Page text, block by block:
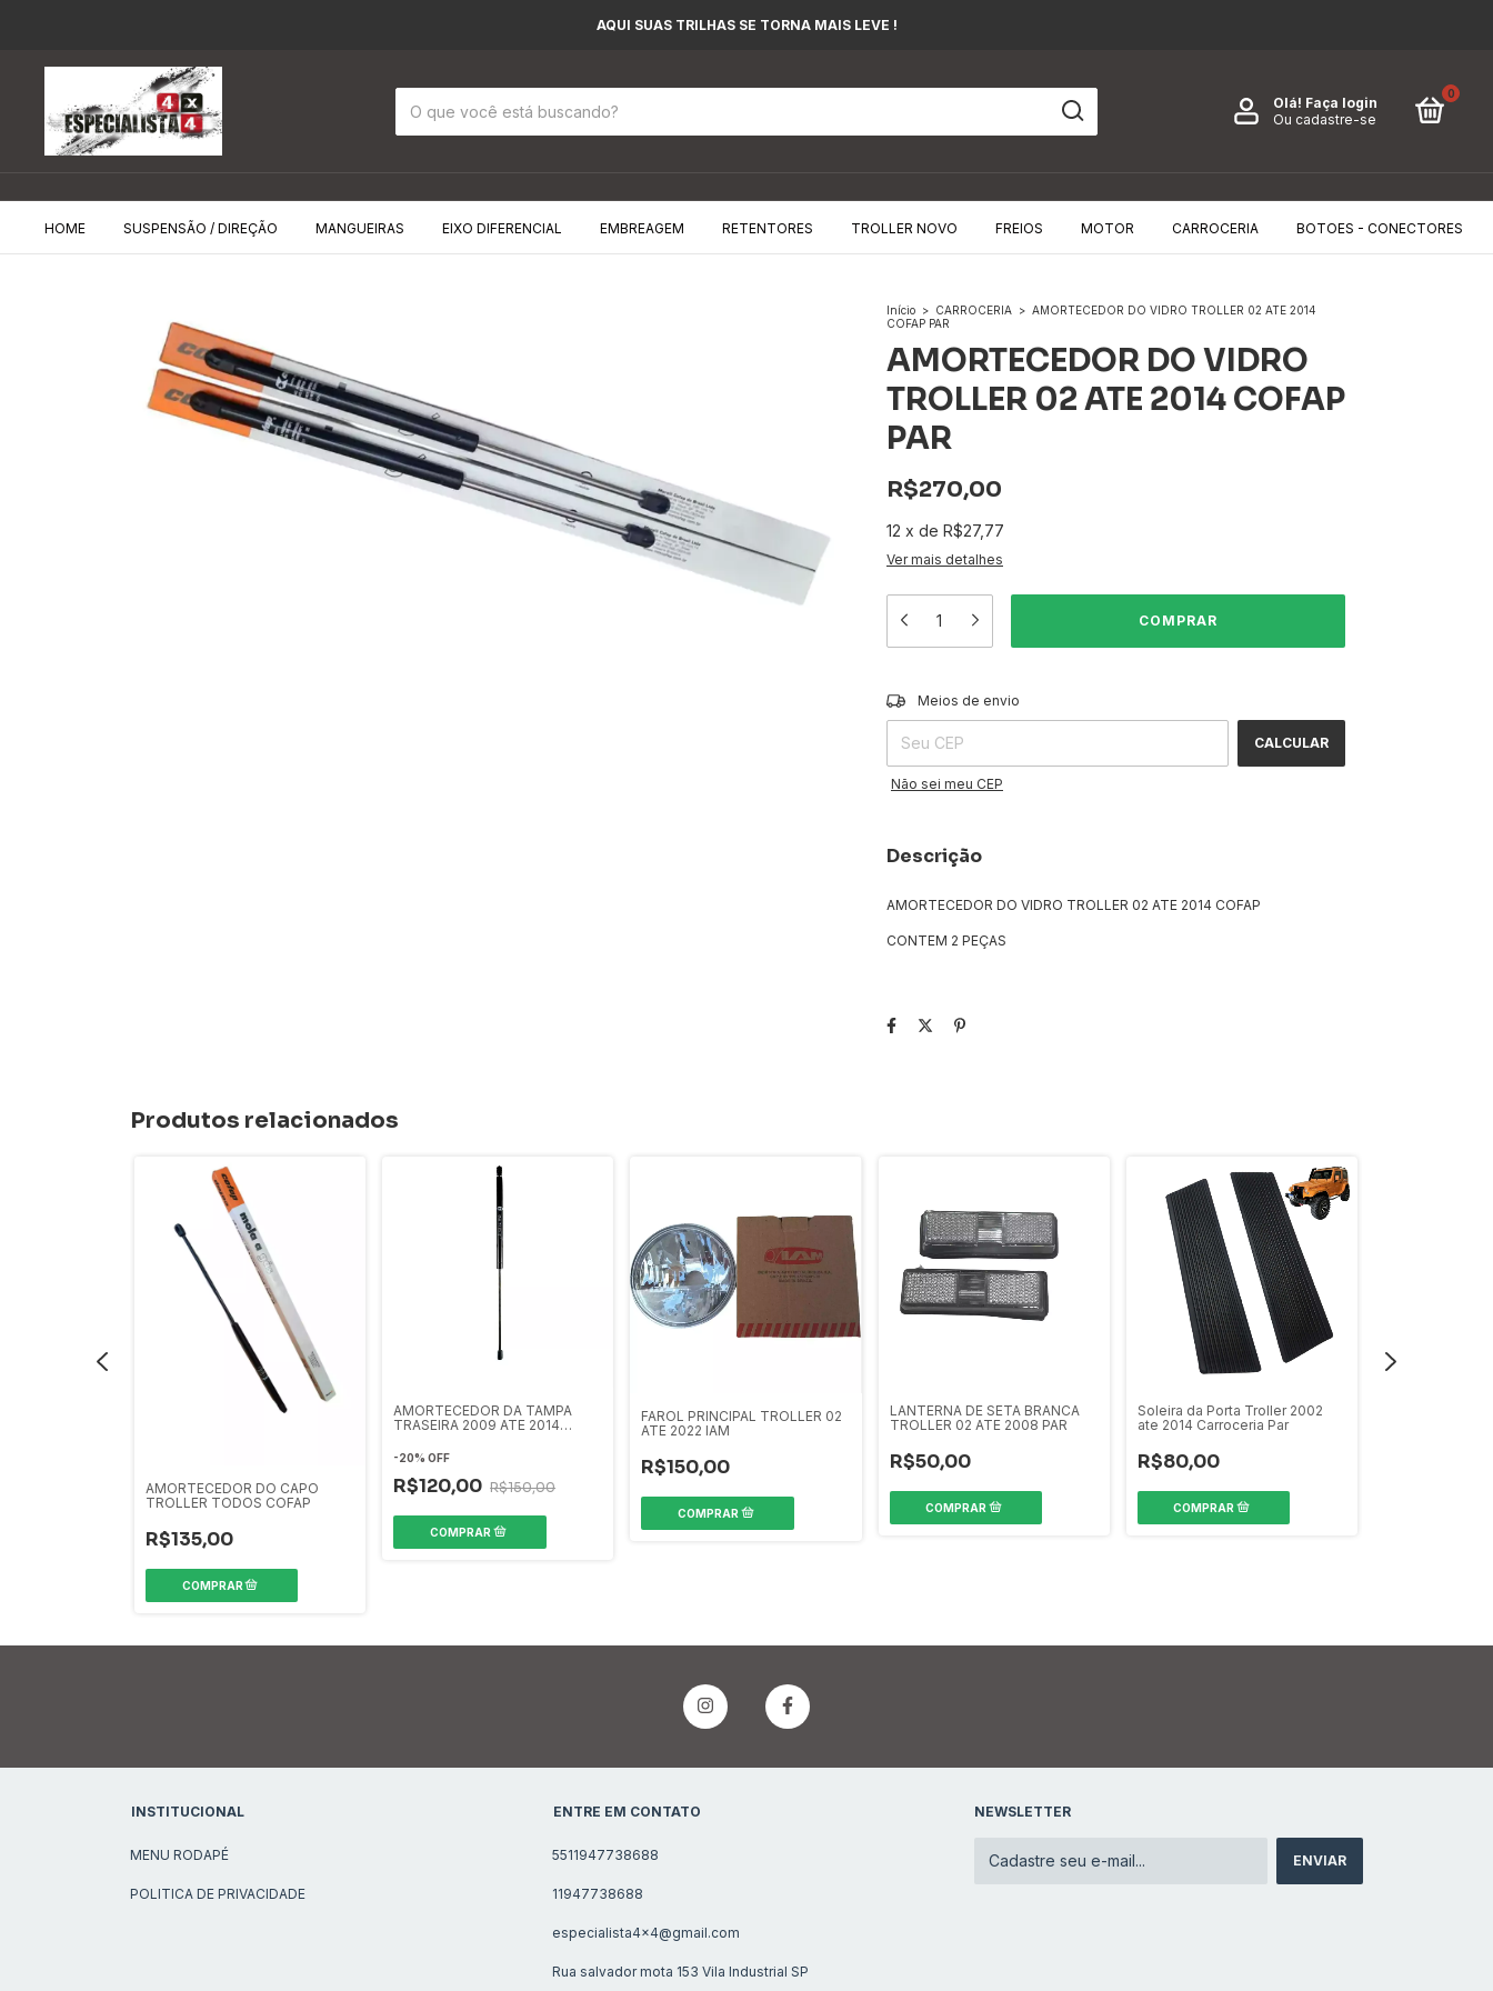
AQUI SUAS TRILHAS SE TORNA MAIS LEVE !
Olá! Faça login
Ou cadastre-se
0
HOME SUSPENSÃO / DIREÇÃO MANGUEIRAS EIXO DIFERENCIAL EMBREAGEM RETENTORES TROLLER NOVO FREIOS MOTOR CARROCERIA BOTOES - CONECTORES
Início > CARROCERIA > AMORTECEDOR DO VIDRO TROLLER 02 ATE 2014
COFAP PAR
AMORTECEDOR DO VIDRO
TROLLER 02 ATE 2014 COFAP
PAR
R$270,00
12 x de R$27,77
Ver mais detalhes
Entregas para o CEP:
Meios de envio
CALCULAR
Não sei meu CEP
Descrição
AMORTECEDOR DO VIDRO TROLLER 02 ATE 2014 COFAP
CONTEM 2 PEÇAS
Produtos relacionados
AMORTECEDOR DO CAPO
TROLLER TODOS COFAP
R$135,00
AMORTECEDOR DA TAMPA
TRASEIRA 2009 ATE 2014
-20%OFF
R$120,00 R$150,00
FAROL PRINCIPAL TROLLER 02
ATE 2022 IAM
R$150,00
LANTERNA DE SETA BRANCA
TROLLER 02 ATE 2008 PAR
R$50,00
Soleira da Porta Troller 2002
ate 2014 Carroceria Par
R$80,00
INSTITUCIONAL
MENU RODAPÉ
POLITICA DE PRIVACIDADE
ENTRE EM CONTATO
5511947738688
11947738688
especialista4x4@gmail.com
Rua salvador mota 153 Vila Industrial SP
NEWSLETTER